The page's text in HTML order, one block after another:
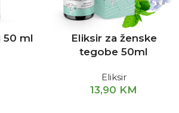
50 ml
Eliksir za ženske
tegobe 50ml
Eliksir
13,90 KM